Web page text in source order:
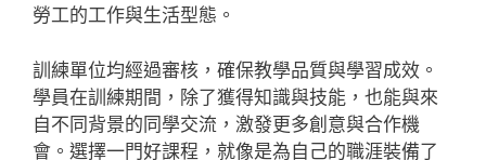
勞工的工作與生活型態。
訓練單位均經過審核，確保教學品質與學習成效。
學員在訓練期間，除了獲得知識與技能，也能與來
自不同背景的同學交流，激發更多創意與合作機
會。選擇一門好課程，就像是為自己的職涯裝備了